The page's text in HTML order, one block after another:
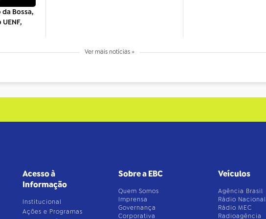
Bossa,
Ver mais notícias +
Acesso à
Informação
Institucional
Ações e Programas
Sobre a EBC
Quem Somos
Imprensa
Governança
Corporativa
Veículos
Agência Brasil
Rádio Nacional
Rádio MEC
Radioagência